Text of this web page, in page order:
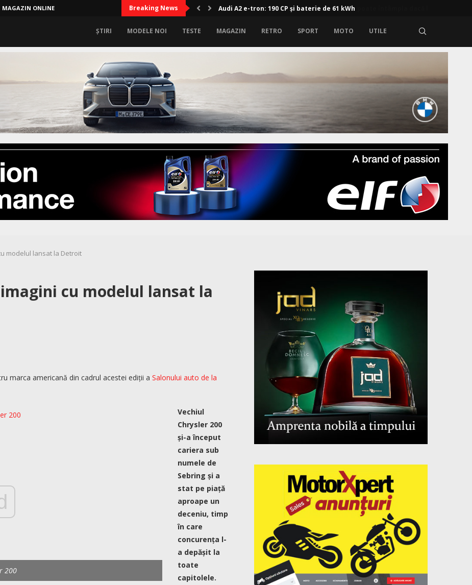
MAGAZIN ONLINE Breaking News Audi A2 e-tron: 190 CP și baterie de 61 kWh
ȘTIRI MODELE NOI TESTE MAGAZIN RETRO SPORT MOTO UTILE
modelul lansat la Detroit
cu modelul lansat la
marca americană din cadrul acestei ediții a Salonului auto de la
200
Vechiul
Chrysler 200
și-a început
cariera sub
numele de
Sebring și a
stat pe piață
aproape un
deceniu, timp
în care
concurența l-
a depășit la
toate
capitolele.